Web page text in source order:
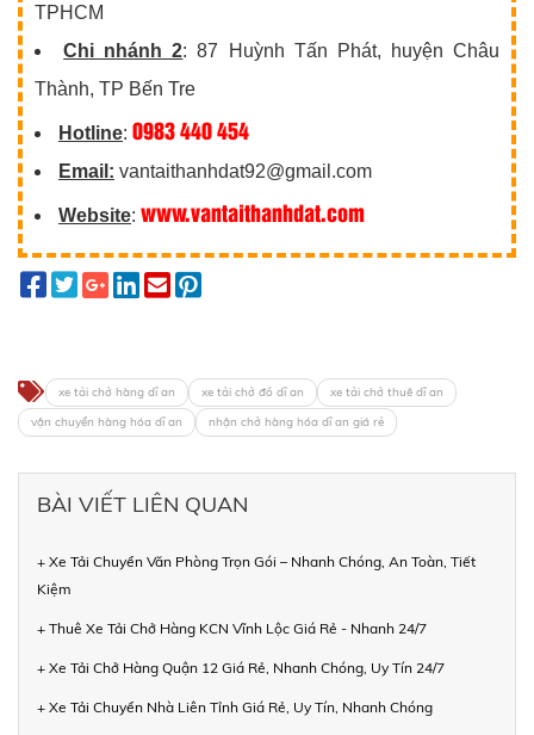
TPHCM
Chi nhánh 2: 87 Huỳnh Tấn Phát, huyện Châu
Thành, TP Bến Tre
Hotline: 0983 440 454
Email: vantaithanhdat92@gmail.com
Website: www.vantaithanhdat.com
xe tải chở hàng dĩ an xe tải chở đồ dĩ an
xe tải chở thuê dĩ an
vận chuyển hàng hóa dĩ an
nhận chở hàng hóa dĩ an giá rẻ
BÀI VIẾT LIÊN QUAN
+ Xe Tải Chuyển Văn Phòng Trọn Gói – Nhanh Chóng, An Toàn, Tiết
Kiệm
+ Thuê Xe Tải Chở Hàng KCN Vĩnh Lộc Giá Rẻ - Nhanh 24/7
+ Xe Tải Chở Hàng Quận 12 Giá Rẻ, Nhanh Chóng, Uy Tín 24/7
+ Xe Tải Chuyển Nhà Liên Tỉnh Giá Rẻ, Uy Tín, Nhanh Chóng